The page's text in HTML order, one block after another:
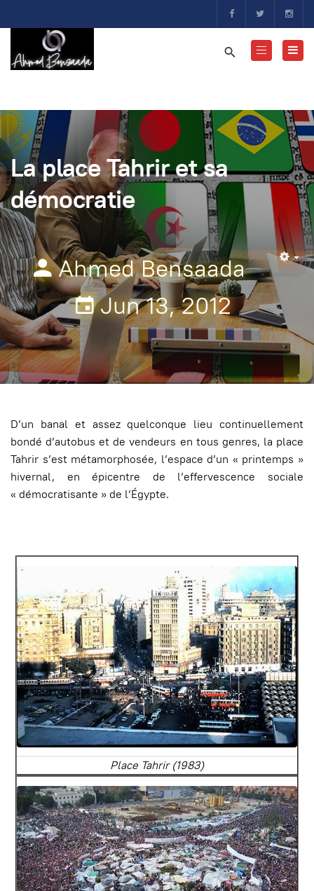
La place Tahrir et sa
démocratie
Ahmed Bensaada
Jun 13, 2012
D’un banal et assez quelconque lieu continuellement
bondé d’autobus et de vendeurs en tous genres, la place
Tahrir s’est métamorphosée, l’espace d’un « printemps »
hivernal, en épicentre de l’effervescence sociale
« démocratisante » de l’Égypte.
Place Tahrir (1983)